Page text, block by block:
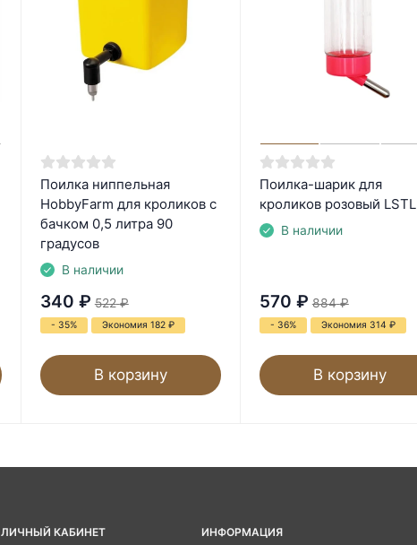
Поилка ниппельная
HobbyFarm для кроликов с
бачком 0,5 литра 90
градусов
В наличии
340 ₽ 522 ₽
- 35% Экономия 182 ₽
В корзину
Поилка-шарик для
кроликов розовый LSTL
В наличии
570 ₽ 884 ₽
- 36% Экономия 314 ₽
В корзину
ЛИЧНЫЙ КАБИНЕТ ИНФОРМАЦИЯ